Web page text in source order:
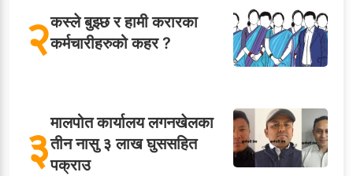
२कस्ले बुझ्छ र हामी करारका
कर्मचारीहरुको कहर ?
३मालपोत कार्यालय लगनखेलका
तीन नासु ३ लाख घुससहित
पक्राउ